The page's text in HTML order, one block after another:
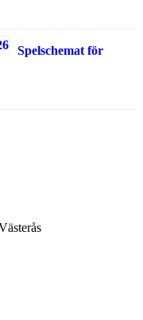
Spelschemat för